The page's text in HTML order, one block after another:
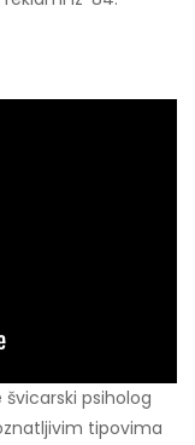
psiholog
tipovima